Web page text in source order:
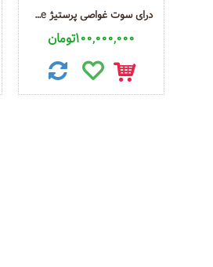
درای سوت غواصی پرستیژ Diving Dry Suit Prestige
100,000,000تومان